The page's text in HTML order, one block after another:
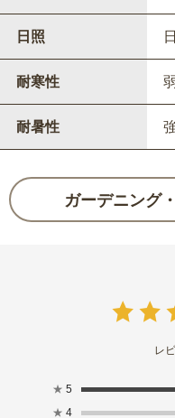
日照
耐寒性
耐暑性
ガーデニング
レ
★ 5
★ 4